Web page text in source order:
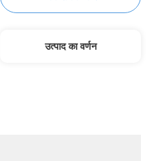
उत्पाद का वर्णन